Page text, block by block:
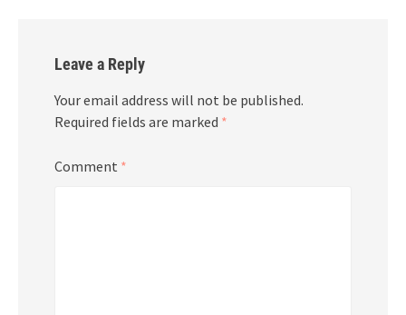
Leave a Reply
Your email address will not be published.
Required fields are marked *
Comment *